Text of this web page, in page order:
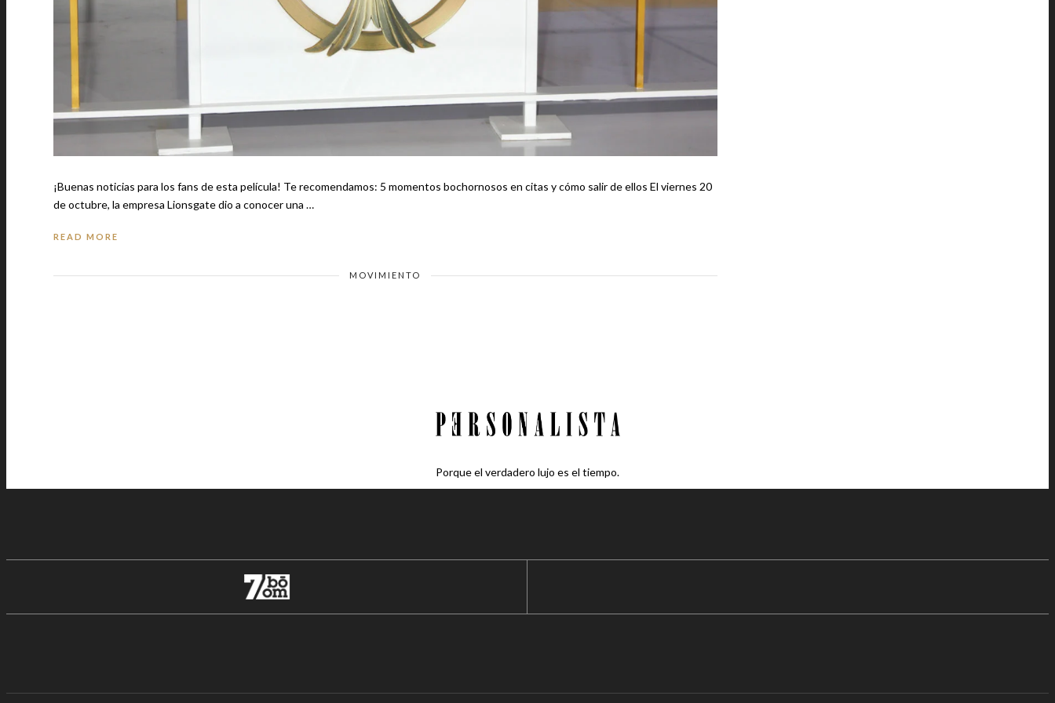
¡Buenas noticias para los fans de esta película! Te recomendamos: 5 momentos bochornosos en citas y cómo salir de ellos El viernes 20
de octubre, la empresa Lionsgate dio a conocer una …
READ MORE
MOVIMIENTO
Porque el verdadero lujo es el tiempo.